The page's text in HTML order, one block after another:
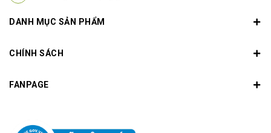
DANH MỤC SẢN PHẨM
CHÍNH SÁCH
FANPAGE